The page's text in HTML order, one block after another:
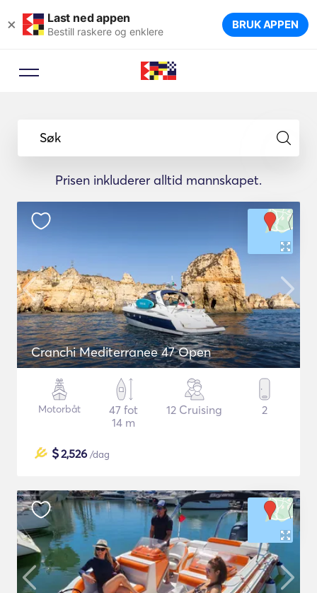
× Last ned appen
Bestill raskere og enklere BRUK APPEN
Søk
Prisen inkluderer alltid mannskapet.
Cranchi Mediterranee 47 Open
Motorbåt
47 fot
14 m
12 Cruising 2
$2,526 /dag